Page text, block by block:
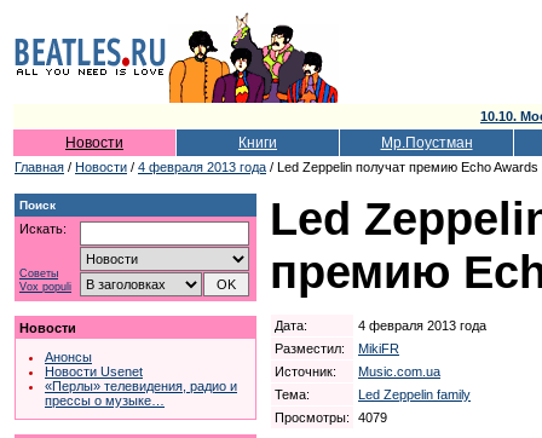
10.10.
Новости Книги Мр.Поустман
Главная / Новости / 4 февраля 2013 года / Led Zeppelin получат премию Echo Awards
Поиск
Искать:
Советы
Vox populi
Новости
Анонсы
Новости Usenet
«Перлы» телевидения, радио и
прессы о музыке…
Led
премию
Дата:
4 февраля 2013 года
Разместил:
MikiFR
Источник:
Music.com.ua
Тема:
Led Zeppelin family
Просмотры:
4079